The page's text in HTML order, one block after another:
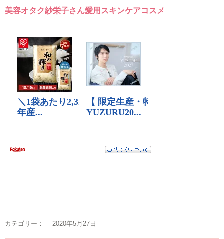
美容オタク紗栄子さん愛用スキンケアコスメ
カテゴリー：｜ 2020年5月27日